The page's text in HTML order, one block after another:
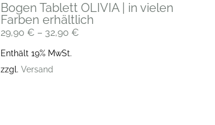
Bogen Tablett OLIVIA | in vielen
Farben erhältlich
29,90 € – 32,90 €
Enthält 19% MwSt.
zzgl. Versand